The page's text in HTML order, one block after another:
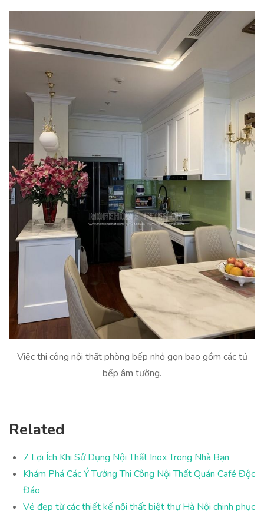
Việc thi công nội thất phòng bếp nhỏ gọn bao gồm các tủ
bếp âm tường.
Related
7 Lợi Ích Khi Sử Dụng Nội Thất Inox Trong Nhà Bạn
Khám Phá Các Ý Tưởng Thi Công Nội Thất Quán Café Độc
Đáo
Vẻ đẹp từ các thiết kế nội thất biệt thự Hà Nội chinh phục